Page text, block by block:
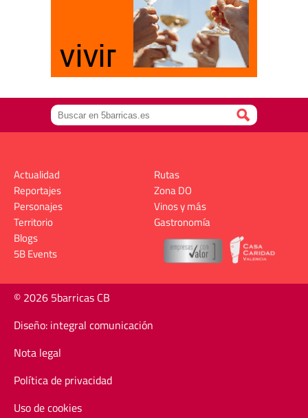
Actualidad
Reportajes
Personajes
Territorio
Rutas
Zona DO
Vinos y más
Gastronomía
Blogs
5B Events
© 2026 5barricas CB
Diseño: integral comunicación
Nota legal
Política de privacidad
Uso de cookies